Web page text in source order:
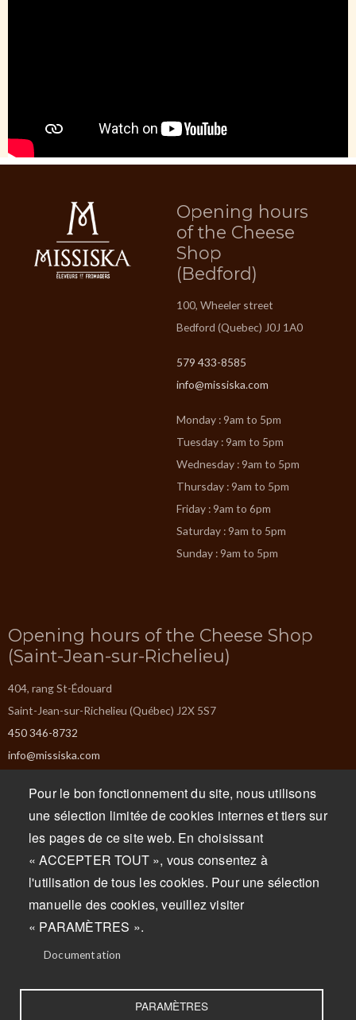
Opening hours
of the Cheese
Shop
(Bedford)
100, Wheeler street
Bedford (Quebec) J0J 1A0
579 433-8585
info@missiska.com
Monday : 9am to 5pm
Tuesday : 9am to 5pm
Wednesday : 9am to 5pm
Thursday : 9am to 5pm
Friday : 9am to 6pm
Saturday : 9am to 5pm
Sunday : 9am to 5pm
Opening hours of the Cheese Shop
(Saint-Jean-sur-Richelieu)
404, rang St-Édouard
Saint-Jean-sur-Richelieu (Québec) J2X 5S7
450 346-8732
info@missiska.com
Monday : Closed
Tuesday : Closed
Wednesday : 9am to 5pm
Thursday : 9am to 5pm
Friday : 9am to 5pm
Saturday : 9am to 5pm
Sunday : 9am to 5pm
Pour le bon fonctionnement du site, nous utilisons
une sélection limitée de cookies internes et tiers sur
les pages de ce site web. En choisissant
« ACCEPTER TOUT », vous consentez à
l'utilisation de tous les cookies. Pour une sélection
manuelle des cookies, veuillez visiter
« PARAMÈTRES ».
Documentation
PARAMÈTRES